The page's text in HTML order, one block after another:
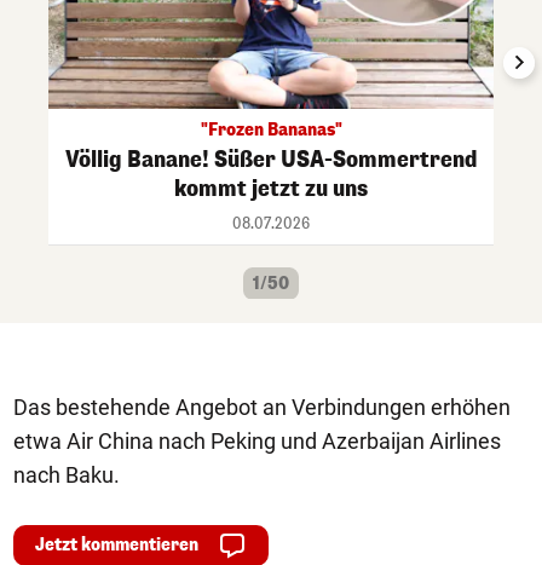
"Frozen Bananas"
Völlig Banane! Süßer USA-Sommertrend
kommt jetzt zu uns
08.07.2026
1/50
Das bestehende Angebot an Verbindungen erhöhen
etwa Air China nach Peking und Azerbaijan Airlines
nach Baku.
Jetzt kommentieren